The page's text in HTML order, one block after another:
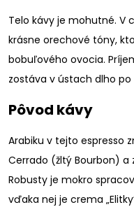
Telo kávy je mohutné. V
krásne orechové tóny,
bobuľového ovocia.
zostáva v ústach dlho po
Pôvod kávy
Arabiku v tejto espresso
Cerrado (žltý Bourbon) a
Robusty je mokro
vďaka nej je crema